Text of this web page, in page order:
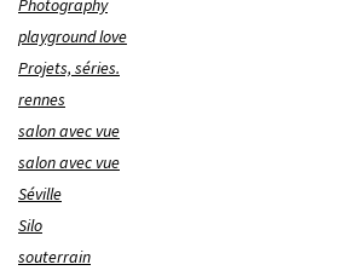
Photography
playground love
Projets, séries.
rennes
salon avec vue
salon avec vue
Séville
Silo
souterrain